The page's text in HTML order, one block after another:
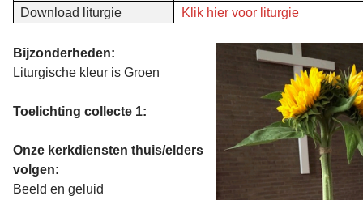
Download liturgie Klik hier voor liturgie
Bijzonderheden:
Liturgische kleur is Groen
Toelichting collecte 1:
Onze kerkdiensten thuis/elders
volgen:
Beeld en geluid